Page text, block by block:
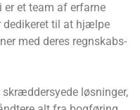
et team af erfarne
dedikeret til at hjælpe
med deres regnskabs-
løsninger,